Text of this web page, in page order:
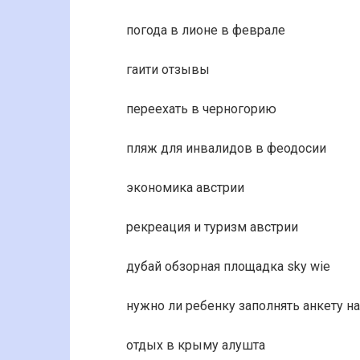
погода в лионе в феврале
гаити отзывы
переехать в черногорию
пляж для инвалидов в феодосии
экономика австрии
рекреация и туризм австрии
дубай обзорная площадка sky wie
нужно ли ребенку заполнять анкету
отдых в крыму алушта